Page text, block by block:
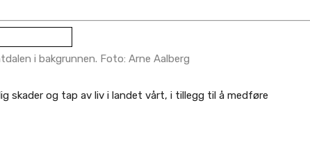
i bakgrunnen. Foto: Arne Aalberg
skader og tap av liv i landet vårt, i tillegg til å medføre